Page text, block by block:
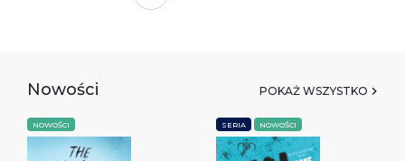
Nowości POKAŻ WSZYSTKO
NOWOŚCI SERIA NOWOŚCI